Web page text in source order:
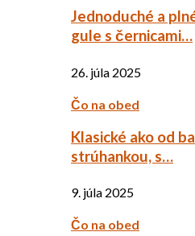
Jednoduché a
gule s černicami…
26. júla 2025
Čo na obed
Klasické ako od
strúhankou, s…
9. júla 2025
Čo na obed